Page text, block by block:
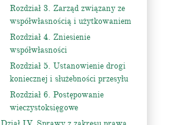
Rozdział 3. Zarząd związany ze
współwłasnością i użytkowaniem
Rozdział 4. Zniesienie
współwłasności
Rozdział 5. Ustanowienie drogi
koniecznej i służebności przesyłu
Rozdział 6. Postępowanie
wieczystoksięgowe